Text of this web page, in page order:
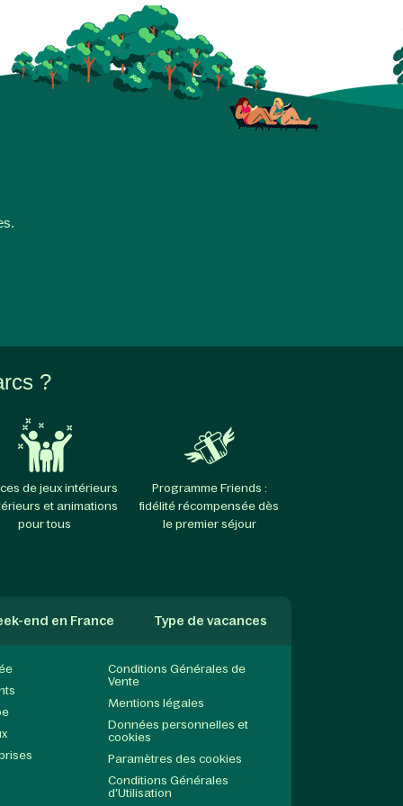
?
de jeux intérieurs
et animations
pour tous
Programme Friends :
fidélité récompensée dès
le premier séjour
end en France Type de vacances
Conditions Générales de
Vente
Mentions légales
Données personnelles et
cookies
Paramètres des cookies
Conditions Générales
d'Utilisation